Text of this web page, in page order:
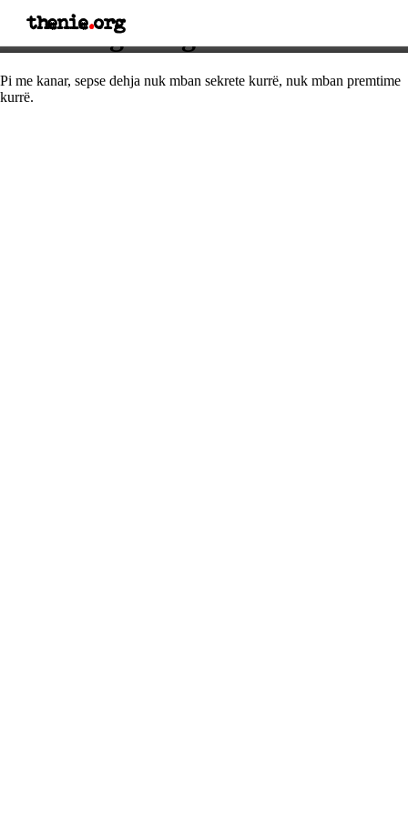
thenie.org
Thënie nga Migel De Servantes
Pi me kanar, sepse dehja nuk mban sekrete kurrë, nuk mban premtime
kurrë.